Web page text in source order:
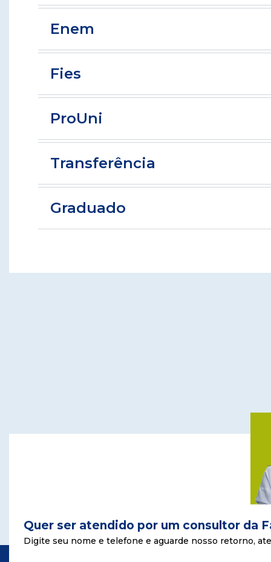
Enem
Fies
ProUni
Transferência
Graduado
Quer ser atendido por um consultor da
Digite seu nome e telefone e aguarde nosso retorno,